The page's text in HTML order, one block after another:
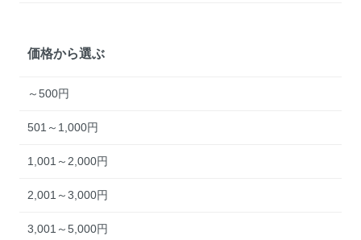
価格から選ぶ
～500円
501～1,000円
1,001～2,000円
2,001～3,000円
3,001～5,000円